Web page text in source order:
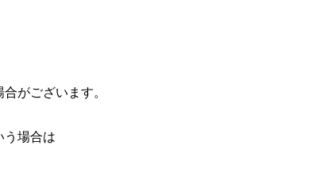
がございます。
う場合は